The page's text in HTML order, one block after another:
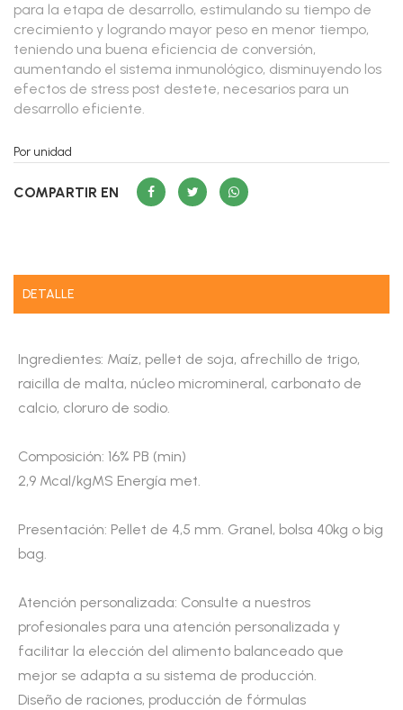
para la etapa de desarrollo, estimulando su tiempo de
crecimiento y logrando mayor peso en menor tiempo,
teniendo una buena eficiencia de conversión,
aumentando el sistema inmunológico, disminuyendo los
efectos de stress post destete, necesarios para un
desarrollo eficiente.
Por unidad
COMPARTIR EN
DETALLE
Ingredientes: Maíz, pellet de soja, afrechillo de trigo,
raicilla de malta, núcleo micromineral, carbonato de
calcio, cloruro de sodio.
Composición: 16% PB (min)
2,9 Mcal/kgMS Energía met.
Presentación: Pellet de 4,5 mm. Granel, bolsa 40kg o big
bag.
Atención personalizada: Consulte a nuestros
profesionales para una atención personalizada y
facilitar la elección del alimento balanceado que
mejor se adapta a su sistema de producción.
Diseño de raciones, producción de fórmulas